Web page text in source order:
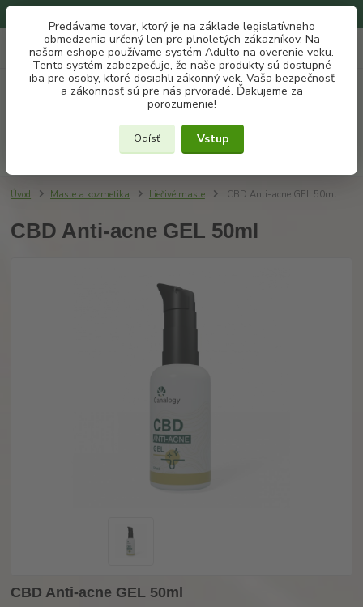
Predávame tovar, ktorý je na základe legislatívneho
obmedzenia určený len pre plnoletých zákazníkov. Na
našom eshope používame systém Adulto na overenie veku.
Tento systém zabezpečuje, že naše produkty sú dostupné
iba pre osoby, ktoré dosiahli zákonný vek. Vaša bezpečnosť
a zákonnosť sú pre nás prvoradé. Ďakujeme za
porozumenie!
Odísť Vstup
EUR
+421 907 302 607
(Po-Pia, 10 -18 hod.)
za€ 0
Úvod Maste a kozmetika Liečivé maste CBD Anti-acne GEL 50ml
CBD Anti-acne GEL 50ml
CBD Anti-acne GEL 50ml